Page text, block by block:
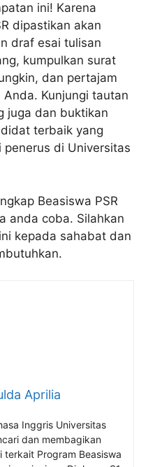
ini! Karena
dipastikan akan
draf esai tulisan
kumpulkan surat
dan pertajam
Kunjungi tautan
juga dan buktikan
terbaik yang
di Universitas
Beasiswa PSR
anda coba. Silahkan
kepada sahabat dan
Aprilia
Inggris Universitas
dan membagikan
terkait Program Beasiswa